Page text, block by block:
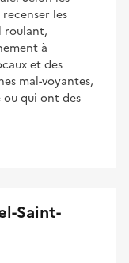
les
roulant,
à
et des
mal-voyantes,
qui ont des
Saint-